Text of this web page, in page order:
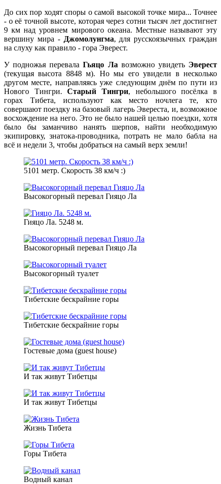
До сих пор ходят споры о самой высокой точке мира... Точнее
- о её точной высоте, которая через сотни тысяч лет достигнет
9 км над уровнем мирового океана. Местные называют эту
вершину мира - Джомолунгма, для русскоязычных граждан
на слуху как правило - гора Эверест.
У подножья перевалаГьяцо Ла возможно увидеть Эверест
(текущая высота 8848 м). Но мы его увидели в несколько
другом месте, направляясь уже следующим днём по пути из
Нового Тингри.Старый Тингри, небольшого посёлка в
горах Тибета, используют как место ночлега те, кто
совершают поездку на базовый лагерь Эвереста, и, возможное
восхождение на него. Это не было нашей целью поездки, хотя
было бы заманчиво нанять шерпов, найти необходимую
экипировку, знатока-проводника, потрать не мало бабла на
всё и недели 3, чтобы добраться на самый верх земли!
5101 метр. Скорость 38 км/ч :)
Высокогорный перевал Гияцо Ла
Гияцо Ла. 5248 м.
Высокогорный перевал Гияцо Ла
Высокогорный туалет
Тибетские бескрайние горы
Тибетские бескрайние горы
Гостевые дома (guest house)
И так живут Тибетцы
И так живут Тибетцы
Жизнь Тибета
Горы Тибета
Водный канал